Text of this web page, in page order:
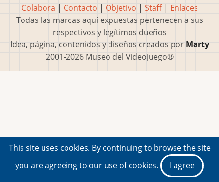
Colabora | Contacto | Objetivo | Staff| Enlaces
Todas las marcas aquí expuestas pertenecen a sus
respectivos y legítimos dueños
Idea, página, contenidos y diseños creados por Marty
2001-2026 Museo del Videojuego®
This site uses cookies. By continuing to browse the site
you are agreeing to our use of cookies.
I agree